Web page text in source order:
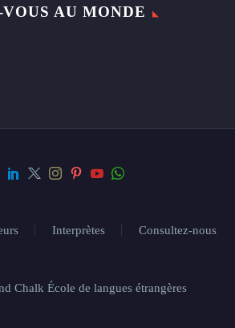
AU MONDE
Interprètes Consultez-nous
Chalk École de langues étrangères